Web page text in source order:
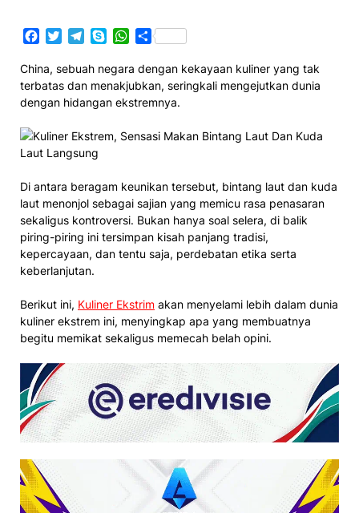
Facebook
TwitterTelegram
SkypeWhatsApp
Share
China, sebuah negara dengan kekayaan kuliner yang tak
terbatas dan menakjubkan, seringkali mengejutkan dunia
dengan hidangan ekstremnya.
Di antara beragam keunikan tersebut, bintang laut dan kuda
laut menonjol sebagai sajian yang memicu rasa penasaran
sekaligus kontroversi. Bukan hanya soal selera, di balik
piring-piring ini tersimpan kisah panjang tradisi,
kepercayaan, dan tentu saja, perdebatan etika serta
keberlanjutan.
Berikut ini, Kuliner Ekstrim akan menyelami lebih dalam dunia
kuliner ekstrem ini, menyingkap apa yang membuatnya
begitu memikat sekaligus memecah belah opini.